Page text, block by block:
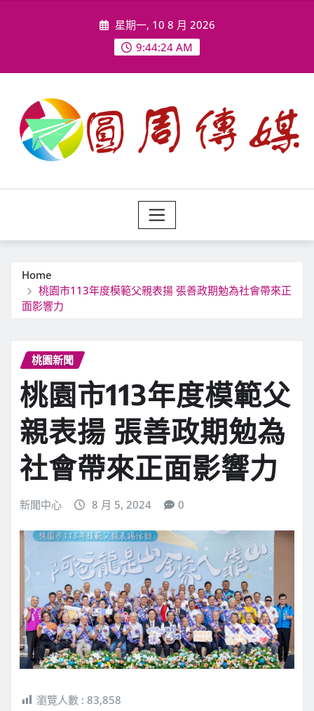
星期一, 10 8 月 2026
9:44:26 AM
Home
桃園市113年度模範父親表揚 張善政期勉為社會帶來正
面影響力
桃園新聞
桃園市113年度模範父
親表揚 張善政期勉為
社會帶來正面影響力
新聞中心 8 月 5, 2024 0
瀏覽人數 : 83,858